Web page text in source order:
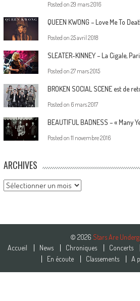
Posted on 29 mars 2016
QUEEN KWONG – Love Me To
Posted on 25 avril 2018
SLEATER-KINNEY – La Cigale,
Posted on 27 mars 2015
BROKEN SOCIAL SCENE est de
Posted on 6 mars 2017
BEAUTIFUL BADNESS – « Many
Posted on 11 novembre 2016
ARCHIVES
Archives
© 2026 Stars Are
Accueil
News Chroniques Concerts
En écoute
Classements A